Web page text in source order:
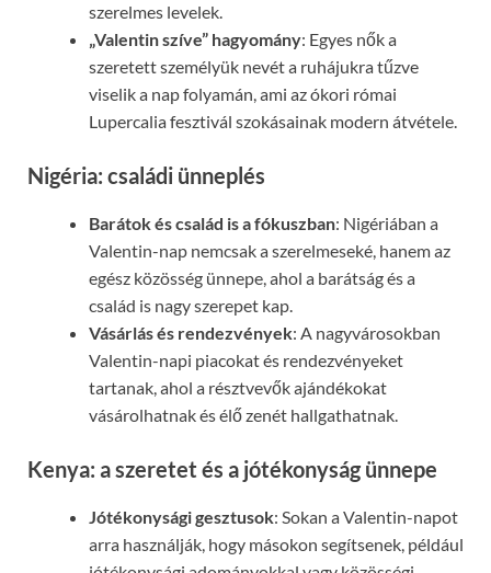
szerelmes levelek.
„Valentin szíve” hagyomány: Egyes nők a
szeretett személyük nevét a ruhájukra tűzve
viselik a nap folyamán, ami az ókori római
Lupercalia fesztivál szokásainak modern átvétele.
Nigéria: családi ünneplés
Barátok és család is a fókuszban: Nigériában a
Valentin-nap nemcsak a szerelmeseké, hanem az
egész közösség ünnepe, ahol a barátság és a
család is nagy szerepet kap.
Vásárlás és rendezvények: A nagyvárosokban
Valentin-napi piacokat és rendezvényeket
tartanak, ahol a résztvevők ajándékokat
vásárolhatnak és élő zenét hallgathatnak.
Kenya: a szeretet és a jótékonyság ünnepe
Jótékonysági gesztusok: Sokan a Valentin-napot
arra használják, hogy másokon segítsenek, például